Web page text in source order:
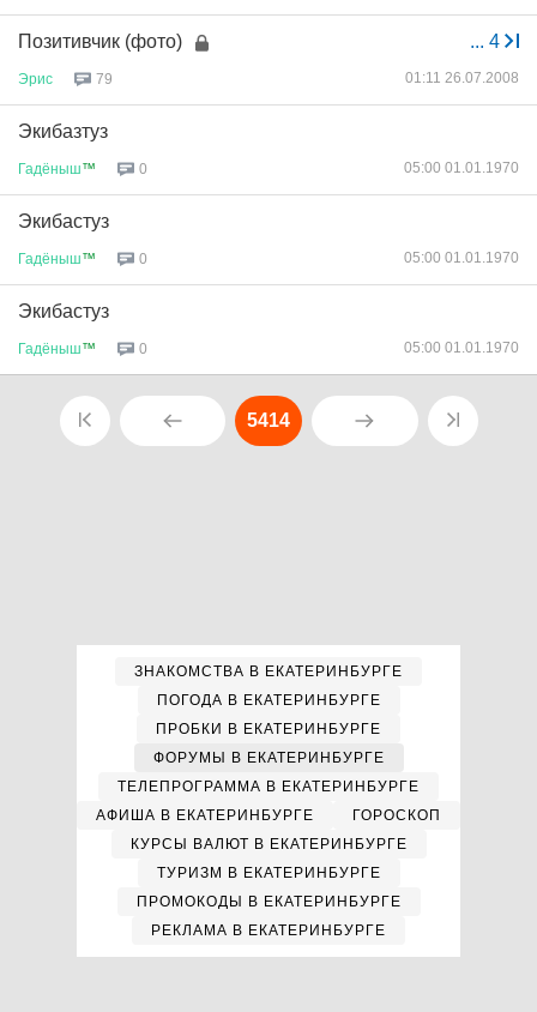
... 4
Позитивчик (фото)
Эрис 79 01:11 26.07.2008
Экибазтуз
Гадёныш™ 0 05:00 01.01.1970
Экибастуз
Гадёныш™ 0 05:00 01.01.1970
Экибастуз
Гадёныш™ 0 05:00 01.01.1970
5414
ЗНАКОМСТВА В ЕКАТЕРИНБУРГЕ
ПОГОДА В ЕКАТЕРИНБУРГЕ
ПРОБКИ В ЕКАТЕРИНБУРГЕ
ФОРУМЫ В ЕКАТЕРИНБУРГЕ
ТЕЛЕПРОГРАММА В ЕКАТЕРИНБУРГЕ
АФИША В ЕКАТЕРИНБУРГЕ
ГОРОСКОП
КУРСЫ ВАЛЮТ В ЕКАТЕРИНБУРГЕ
ТУРИЗМ В ЕКАТЕРИНБУРГЕ
ПРОМОКОДЫ В ЕКАТЕРИНБУРГЕ
РЕКЛАМА В ЕКАТЕРИНБУРГЕ